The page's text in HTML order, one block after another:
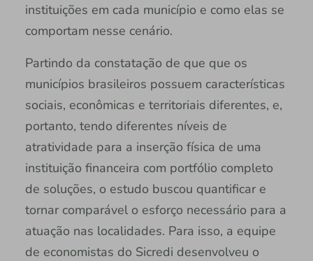
instituições em cada município e como elas se
comportam nesse cenário.
Partindo da constatação de que que os
municípios brasileiros possuem características
sociais, econômicas e territoriais diferentes, e,
portanto, tendo diferentes níveis de
atratividade para a inserção física de uma
instituição financeira com portfólio completo
de soluções, o estudo buscou quantificar e
tornar comparável o esforço necessário para a
atuação nas localidades. Para isso, a equipe
de economistas do Sicredi desenvolveu o